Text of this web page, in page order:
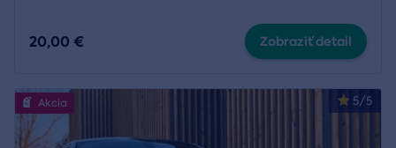
20,00 € Zobraziť detail
5/5
Akcia